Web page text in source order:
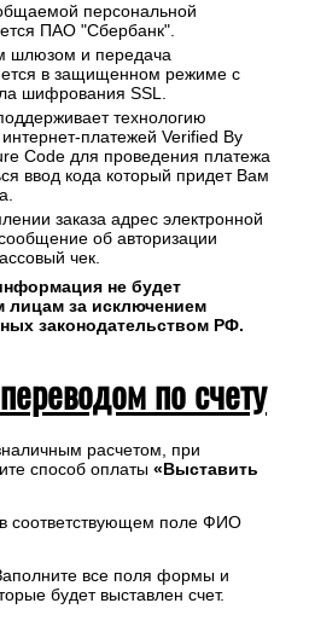
персональной
ПАО "Сбербанк".
шлюзом и передача
в защищенном режиме с
шифрования SSL.
технологию
платежей Verified By
Code для проведения платежа
ввод кода который придет Вам
заказа адрес электронной
об авторизации
чек.
не будет
лицам за исключением
законодательством РФ.
по счету
расчетом, при
способ оплаты «Выставить
соответствующем поле ФИО
все поля формы и
будет выставлен счет.